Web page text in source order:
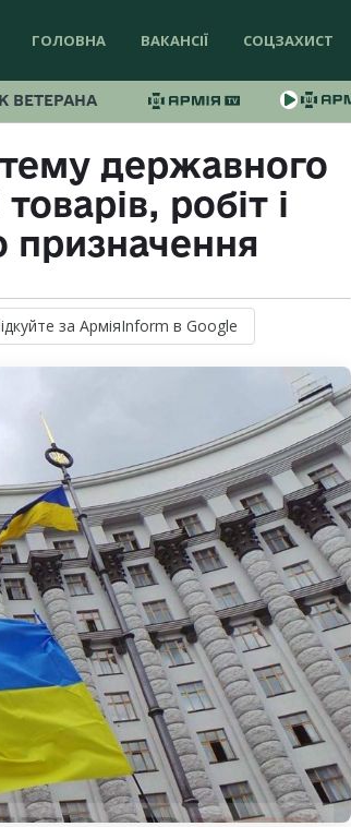
ГОЛОВНА ВАКАНСІЇ СОЦЗАХИСТ
ВЕТЕРАНА
державного
робіт і
призначення
за АрміяInform в Google